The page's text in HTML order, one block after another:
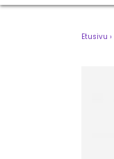
Etusivu ›